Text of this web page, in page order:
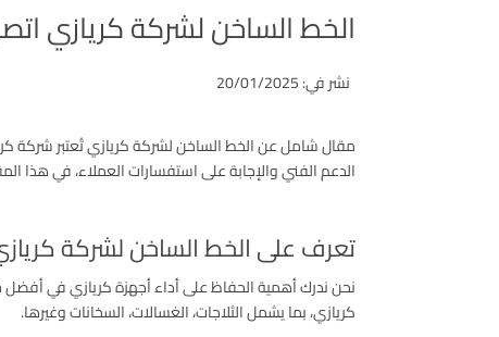
الخط الساخن لشركة كريازي اتصل بنا 01099551123-
نشر في: 20/01/2025
الدعم الفني والإجابة على استفسارات العملاء، في هذا
تعرف على الخط الساخن لشركة
نحن ندرك أهمية الحفاظ على أداء أجهزة كريازي في
كريازي، بما يشمل الثلاجات، الغسالات، السخانات وغيرها.